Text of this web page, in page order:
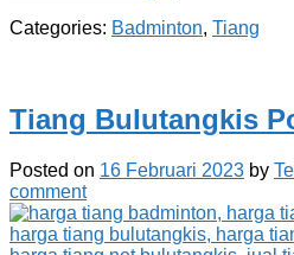
Categories: Badminton, Tiang
Tiang Bulutangkis
Posted on 16 Februari 2023 by
comment